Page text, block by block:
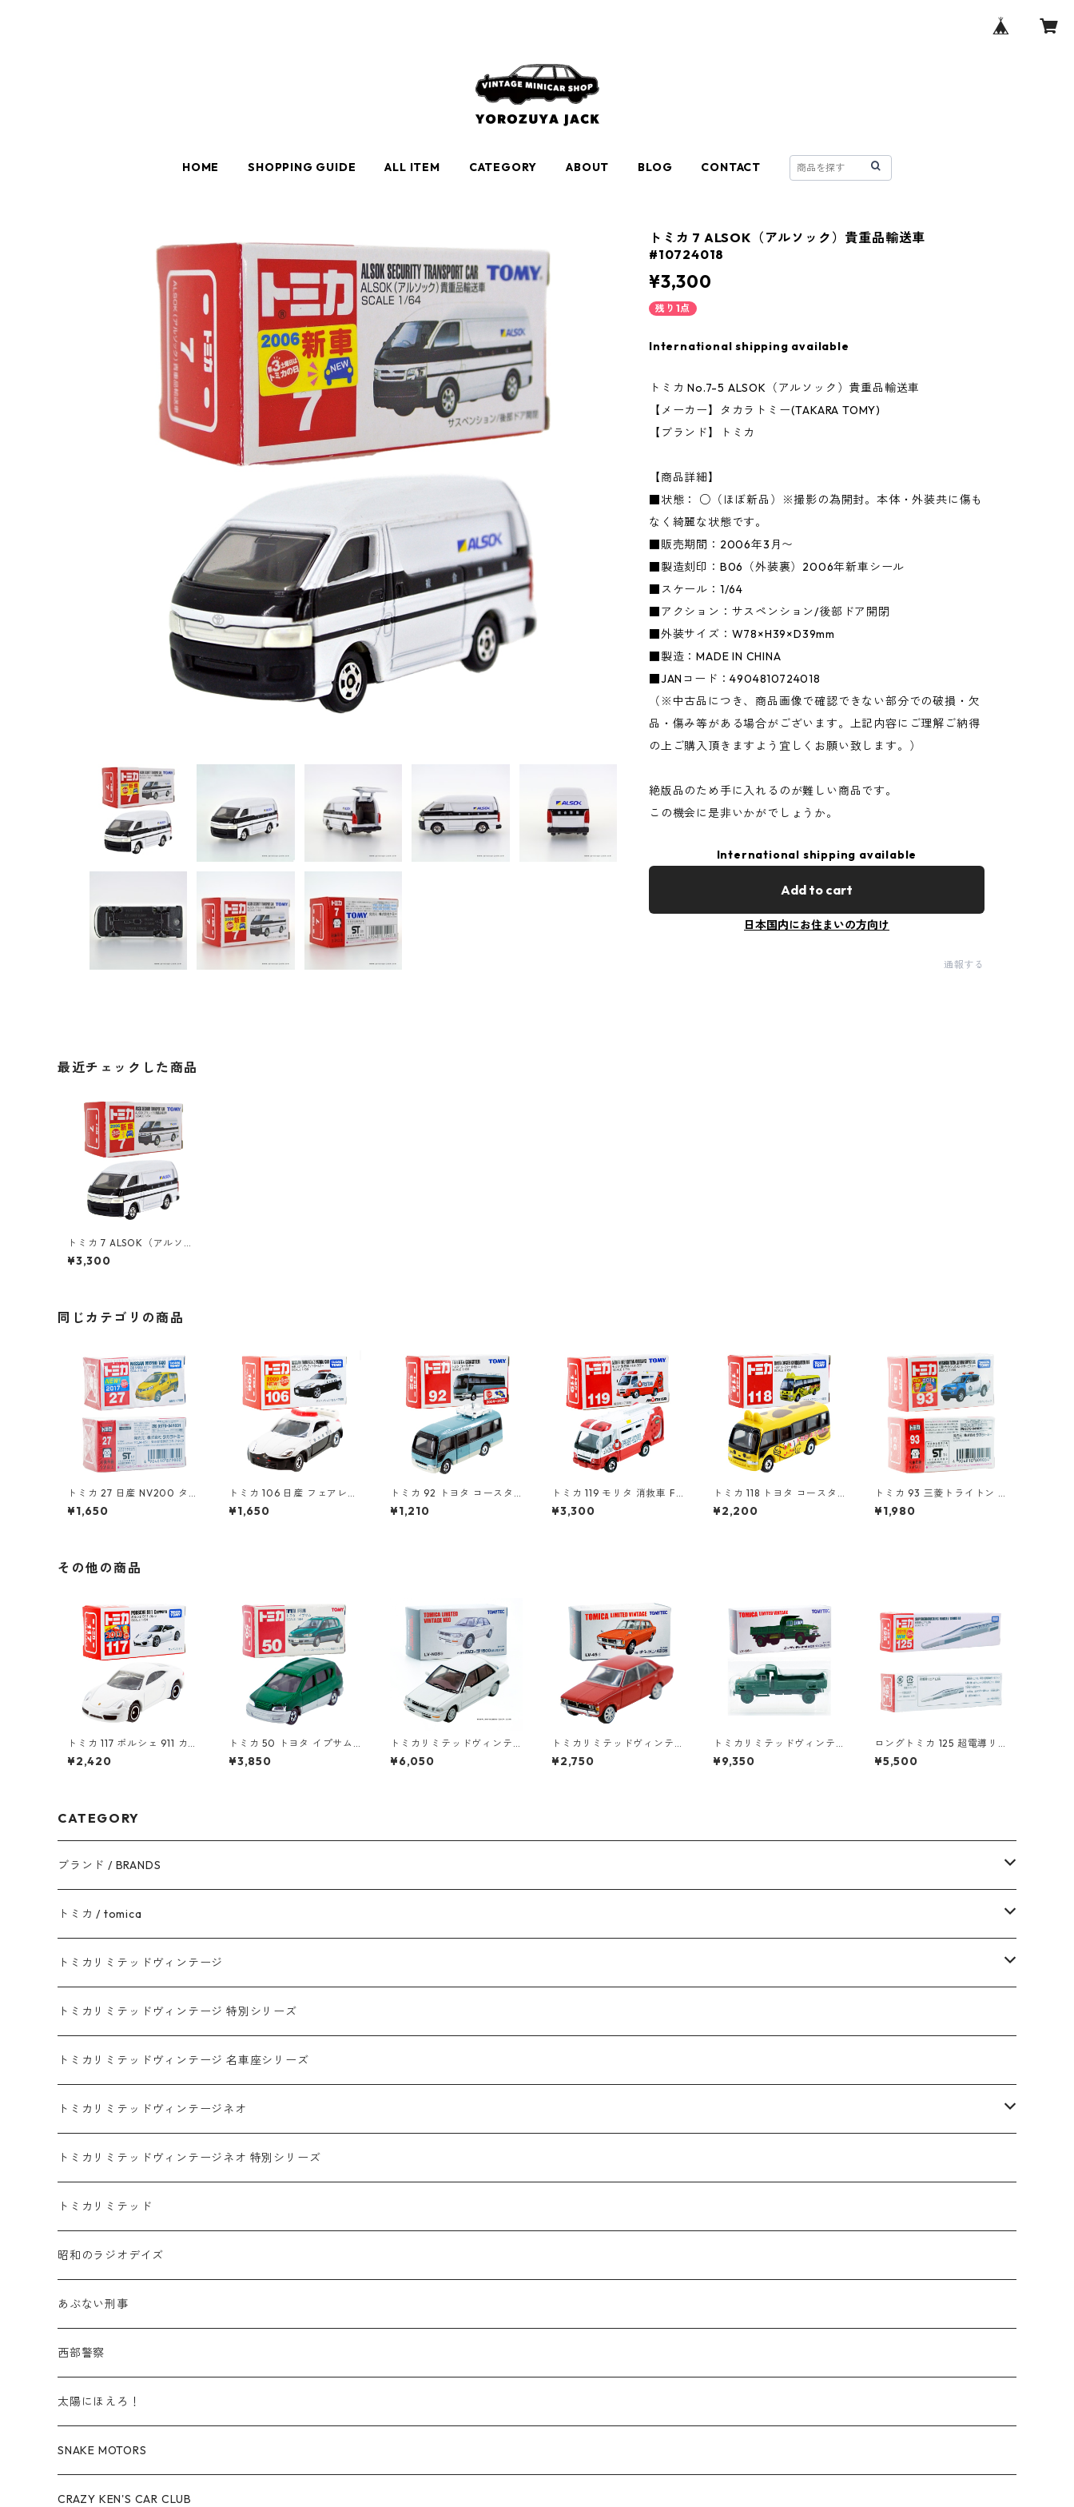
HOME SHOPPING GUIDE ALL ITEM CATEGORY ABOUT BLOG CONTACT
トミカ 7 ALSOK（アルソック）貴重品輸送車
#10724018
¥3,300
残り1点
International shipping available
トミカ No.7-5 ALSOK（アルソック）貴重品輸送車
【メーカー】タカラトミー(TAKARA TOMY)
【ブランド】トミカ
【商品詳細】
■状態： ○（ほぼ新品）※撮影の為開封。本体・外装共に傷も
なく綺麗な状態です。
■販売期間：2006年3月〜
■製造刻印：B06（外装裏）2006年新車シール
■スケール：1/64
■アクション：サスペンション/後部ドア開閉
■外装サイズ：W78×H39×D39mm
■製造：MADE IN CHINA
■JANコード：4904810724018
（※中古品につき、商品画像で確認できない部分での破損・欠
品・傷み等がある場合がございます。上記内容にご理解ご納得
の上ご購入頂きますよう宜しくお願い致します。）
絶版品のため手に入れるのが難しい商品です。
この機会に是非いかがでしょうか。
International shipping available
Add to cart
日本国内にお住まいの方向け
通報する
最近チェックした商品
トミカ 7 ALSOK（アルソッ
ク）貴重品輸送車 #107240
18
¥3,300
同じカテゴリの商品
トミカ 27 日産 NV200 タク
シー（初回特別仕様）#1087
9800
¥1,650
トミカ 106 日産 フェアレデ
ィ Z パトロールカー #10785
699
¥1,650
トミカ 92 トヨタ コースタ
ー #10716488
¥1,210
トミカ 119 モリタ 消救車 FF
A-001 #10688686
¥3,300
トミカ 118 トヨタ コースタ
ー 幼稚園バス #10742265
¥2,200
トミカ 93 三菱トライトン J
AFロードサービスカー #108
01054
¥1,980
その他の商品
トミカ 117 ポルシェ 911 カレ
ラ #10439271
¥2,420
トミカ 50 トヨタ イプサム
#10306672
¥3,850
トミカリミテッドヴィンテ
ージネオ LV-N08a トヨタ
カローラ 1500SEリミテッド
¥6,050
トミカリミテッドヴィンテ
ージ LV-45a 三菱 ギャラン
AⅡGS #10212676
¥2,750
トミカリミテッドヴィンテ
ージ LV-66a ニッサン ディ
ーゼル 680型 ダンプトラッ
¥9,350
ロングトミカ 125 超電導リ
ニア L0系 #10824619
¥5,500
CATEGORY
ブランド / BRANDS
トヨタ / TOYOTA
ダイハツ / DAIHATSU
マツダ / MAZDA
ホンダ / HONDA
日産 / NISSAN
スバル / SUBARU
スズキ / SUZUKI
三菱 / MITSUBISHI
シボレー / Chevrolet
ビー・エム・ダブリュー / BMW
レクサス / LEXUS
アウディ / Audi
ロータス / LOTUS
トミカ / tomica
赤箱 - 現行トミカ
赤箱 - 限定トミカ 初回特別カラー
赤箱 - 絶版（廃盤）トミカ No.1-120
赤箱 - 絶版（廃盤）トミカ No.1-9
赤箱 - 絶版（廃盤）トミカ No.10-19
赤箱 - 絶版（廃盤）トミカ No.60-69
赤箱 - 絶版（廃盤）トミカ No.70-79
赤箱 - 絶版（廃盤）ロングトミカ No.121-
赤箱 - 車種別
乗用車
商用車・公用車
トミカリミテッドヴィンテージ
TLV - NEW LINEUP
TLV - No. LV-00-195
TLV - No. LV-00-09
TLV - No. LV-10-19
TLV - No. LV-60-69
TLV - No. LV-70-79
TLV - 車種別
乗用車
商用車・公用車
トミカリミテッドヴィンテージ 特別シリーズ
トミカリミテッドヴィンテージ 名車座シリーズ
トミカリミテッドヴィンテージネオ
TLVN - NEW LINEUP
TLVN - No. LV-00-219
TLVN - No. LV-00-09
TLVN - No. LV-10-19
TLVN - 車種別
乗用車
商用車・公用車
トミカリミテッドヴィンテージネオ 特別シリーズ
トミカリミテッド
昭和のラジオデイズ
あぶない刑事
西部警察
太陽にほえろ！
SNAKE MOTORS
CRAZY KEN'S CAR CLUB